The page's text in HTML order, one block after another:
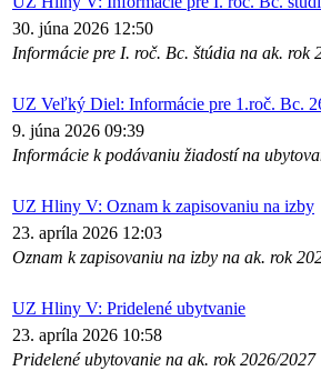
30. júna 2026 12:50
Informácie pre I. roč. Bc. štúdia na ak. rok
UZ Veľký Diel: Informácie pre 1.roč. Bc.
9. júna 2026 09:39
Informácie k podávaniu žiadostí na
UZ Hliny V: Oznam k zapisovaniu na izby
23. apríla 2026 12:03
Oznam k zapisovaniu na izby na ak. rok
UZ Hliny V: Pridelené ubytvanie
23. apríla 2026 10:58
Pridelené ubytovanie na ak. rok 2026/2027